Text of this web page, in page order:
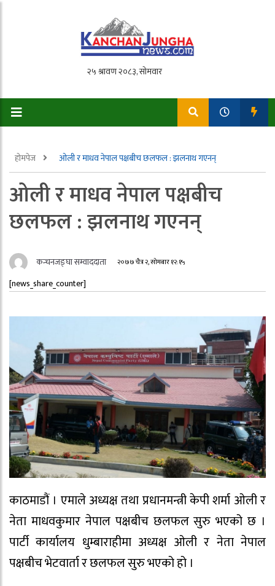
होमपेज ओली र माधव नेपाल पक्षबीच छलफल : झलनाथ गएनन्
ओली र माधव नेपाल पक्षबीच
छलफल : झलनाथ गएनन्
कन्चनजङ्घा सम्वाददाता २०७७ चैत्र २, सोमबार १२:१५
[news_share_counter]
काठमाडौं । एमाले अध्यक्ष तथा प्रधानमन्त्री केपी शर्मा ओली र
नेता माधवकुमार नेपाल पक्षबीच छलफल सुरु भएको छ ।
पार्टी कार्यालय धुम्बाराहीमा अध्यक्ष ओली र नेता नेपाल
पक्षबीच भेटवार्ता र छलफल सुरु भएको हो ।